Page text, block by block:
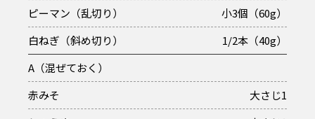
ピーマン（乱切り）
小3個（60g）
白ねぎ（斜め切り）
1/2本（40g）
A（混ぜておく）
赤みそ
大さじ1